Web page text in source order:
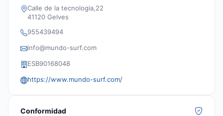
fuera del agua.
Calle de la tecnologia,22
41120 Gelves
955439494
info@mundo-surf.com
ESB90168048
https://www.mundo-surf.com/
Conformidad